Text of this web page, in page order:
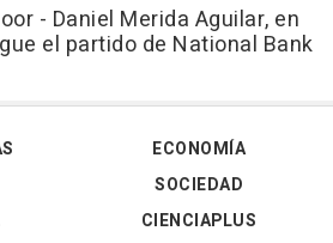
- Daniel Merida Aguilar, en
el partido de National Bank
ECONOMÍA
SOCIEDAD
CIENCIAPLUS